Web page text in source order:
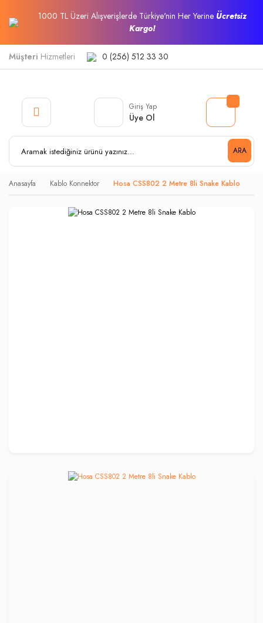
1000 TL Üzeri Alışverişlerde Türkiye'nin Her Yerine Ücretsiz
Kargo!
Müşteri Hizmetleri 0 (256) 512 33 30
ARA
Giriş Yap
Üye Ol
Anasayfa Kablo Konnektor Hosa CSS802 2 Metre 8li Snake Kablo